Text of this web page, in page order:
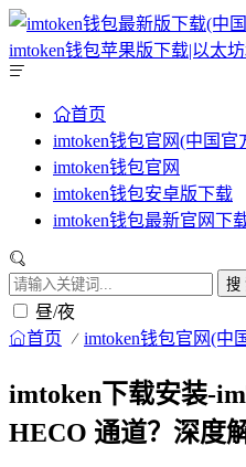
首页
imtoken钱包官网(中国官
imtoken钱包官网
imtoken钱包安卓版下载
imtoken钱包最新官网下
搜
昼/夜
首页 imtoken钱包官网(中
imtoken下载安装-
HECO 通道？深度